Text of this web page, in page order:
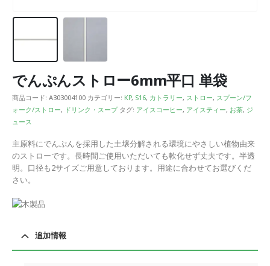
でんぷんストロー6mm平口 単袋
商品コード: A303004100 カテゴリー: KP, S16, カトラリー, ストロー, スプーン/フ
ォーク/ストロー, ドリンク・スープ タグ: アイスコーヒー, アイスティー, お茶, ジ
ュース
主原料にでんぷんを採用した土壌分解される環境にやさしい植物由来
のストローです。長時間ご使用いただいても軟化せず丈夫です。半透
明。口径も2サイズご用意しております。用途に合わせてお選びくだ
さい。
追加情報